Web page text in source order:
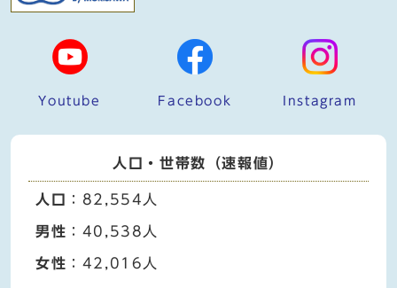
Youtube Facebook Instagram
人口・世帯数（速報値）
人口 ：82,554人
男性 ：40,538人
女性 ：42,016人